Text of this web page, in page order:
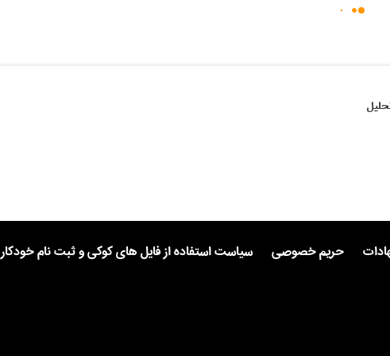
حریم خصوصی سیاست استفاده از فایل های کوکی و ثبت نام خودکار